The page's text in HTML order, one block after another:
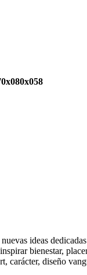
ideas
bienestar,
diseño